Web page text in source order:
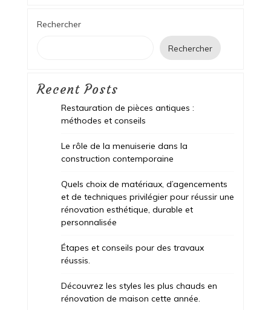
Rechercher
Rechercher
Recent Posts
Restauration de pièces antiques :
méthodes et conseils
Le rôle de la menuiserie dans la
construction contemporaine
Quels choix de matériaux, d’agencements
et de techniques privilégier pour réussir une
rénovation esthétique, durable et
personnalisée
Étapes et conseils pour des travaux
réussis.
Découvrez les styles les plus chauds en
rénovation de maison cette année.